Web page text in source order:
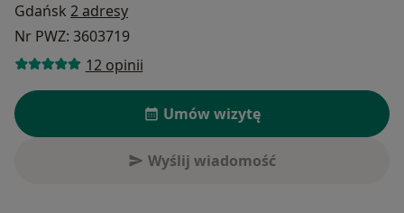
Gdańsk 2 adresy
Nr PWZ: 3603719
12 opinii
Umów wizytę
Wyślij wiadomość